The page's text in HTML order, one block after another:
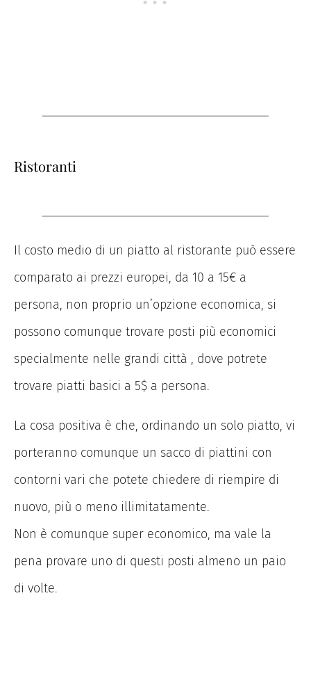
Ristoranti
Il costo medio di un piatto al ristorante può essere
comparato ai prezzi europei, da 10 a 15€ a
persona, non proprio un’opzione economica, si
possono comunque trovare posti più economici
specialmente nelle grandi città , dove potrete
trovare piatti basici a 5$ a persona.
La cosa positiva è che, ordinando un solo piatto, vi
porteranno comunque un sacco di piattini con
contorni vari che potete chiedere di riempire di
nuovo, più o meno illimitatamente.
Non è comunque super economico, ma vale la
pena provare uno di questi posti almeno un paio
di volte.